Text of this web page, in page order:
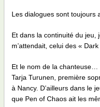
Les dialogues sont toujours
Et dans la continuité du jeu,
m’attendait, celui des «
Et le nom de la chanteuse…
Tarja Turunen, première
à Nancy. D’ailleurs dans le
que Pen of Chaos ait les